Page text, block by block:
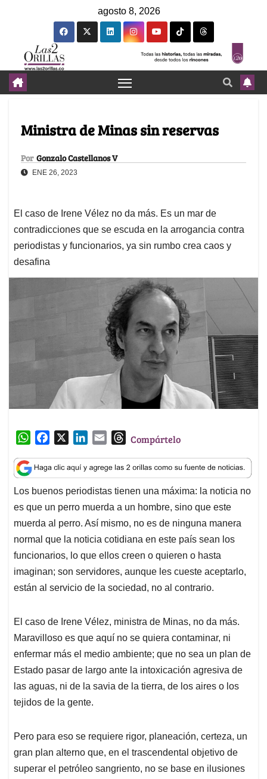
agosto 8, 2026
Ministra de Minas sin reservas
Por Gonzalo Castellanos V
ENE 26, 2023
El caso de Irene Vélez no da más. Es un mar de
contradicciones que se escuda en la arrogancia contra
periodistas y funcionarios, ya sin rumbo crea caos y
desafina
W
a
t
s
A
p
p
c
e
b
o
o
k
n
k
e
d
I
n
a
i
l
T
r
e
a
d
s
Compártelo
Los buenos periodistas tienen una máxima: la noticia no
es que un perro muerda a un hombre, sino que este
muerda al perro. Así mismo, no es de ninguna manera
normal que la noticia cotidiana en este país sean los
funcionarios, lo que ellos creen o quieren o hasta
imaginan; son servidores, aunque les cueste aceptarlo,
están al servicio de la sociedad, no al contrario.
El caso de Irene Vélez, ministra de Minas, no da más.
Maravilloso es que aquí no se quiera contaminar, ni
enfermar más el medio ambiente; que no sea un plan de
Estado pasar de largo ante la intoxicación agresiva de
las aguas, ni de la savia de la tierra, de los aires o los
tejidos de la gente.
Pero para eso se requiere rigor, planeación, certeza, un
gran plan alterno que, en el trascendental objetivo de
superar el petróleo sangriento, no se base en ilusiones